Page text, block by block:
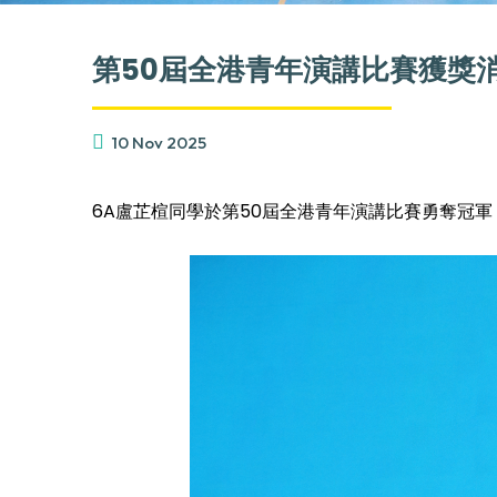
第50屆全港青年演講比賽獲獎
10 Nov 2025
6A盧芷楦同學於第50屆全港青年演講比賽勇奪冠軍